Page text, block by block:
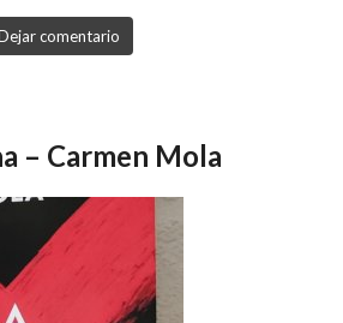
comentario
– Carmen Mola